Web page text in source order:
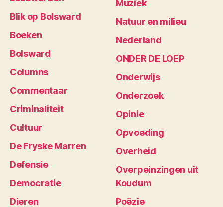
Blik op Bolsward
Boeken
Bolsward
Columns
Commentaar
Criminaliteit
Cultuur
De Fryske Marren
Defensie
Democratie
Dieren
Muziek
Natuur en milieu
Nederland
ONDER DE LOEP
Onderwijs
Onderzoek
Opinie
Opvoeding
Overheid
Overpeinzingen uit
Koudum
Poëzie